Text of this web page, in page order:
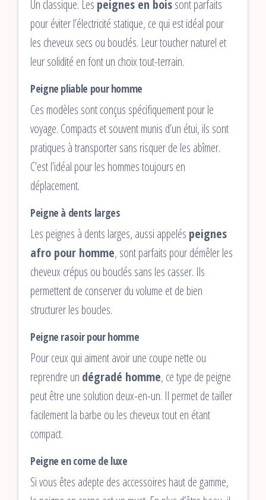
Un classique. Les peignes en boissont parfaits
pour éviter l’électricité statique, ce qui est idéal pour
les cheveux secs ou bouclés. Leur toucher naturel et
leur solidité en font un choix tout-terrain.
Peigne pliable pour homme
Ces modèles sont conçus spécifiquement pour le
voyage. Compacts et souvent munis d’un étui, ils sont
pratiques à transporter sans risquer de les abîmer.
C’est l’idéal pour les hommes toujours en
déplacement.
Peigne à dents larges
Les peignes à dents larges, aussi appelés peignes
afro pour homme, sont parfaits pour démêler les
cheveux crépus ou bouclés sans les casser. Ils
permettent de conserver du volume et de bien
structurer les boucles.
Peigne rasoir pour homme
Pour ceux qui aiment avoir une coupe nette ou
reprendre un dégradé homme, ce type de peigne
peut être une solution deux-en-un. Il permet de tailler
facilement la barbe ou les cheveux tout en étant
compact.
Peigne en corne de luxe
Si vous êtes adepte des accessoires haut de gamme,